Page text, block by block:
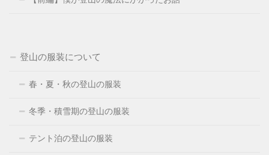
登山の服装について
春・夏・秋の登山の服装
冬季・積雪期の登山の服装
テント泊の登山の服装